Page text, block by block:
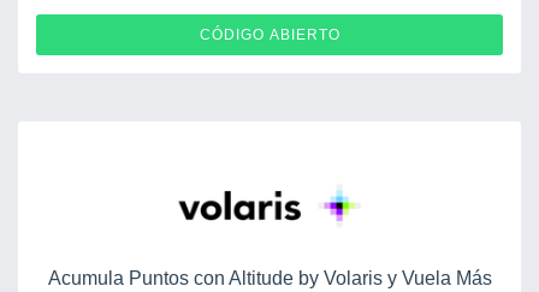
CÓDIGO ABIERTO
Acumula Puntos con Altitude by Volaris y Vuela Más